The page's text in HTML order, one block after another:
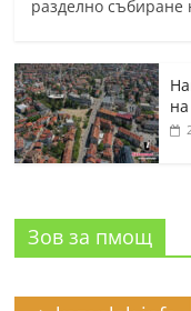
разделно събиране
Зов за пмощ